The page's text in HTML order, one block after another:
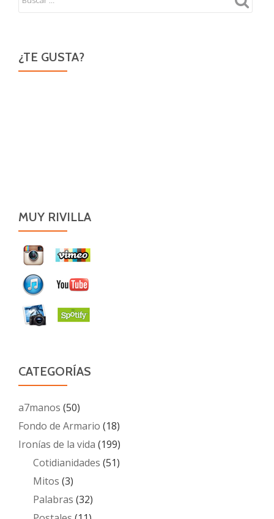
¿TE GUSTA?
MUY RIVILLA
CATEGORÍAS
a7manos (50)
Fondo de Armario (18)
Ironías de la vida (199)
Cotidianidades (51)
Mitos (3)
Palabras (32)